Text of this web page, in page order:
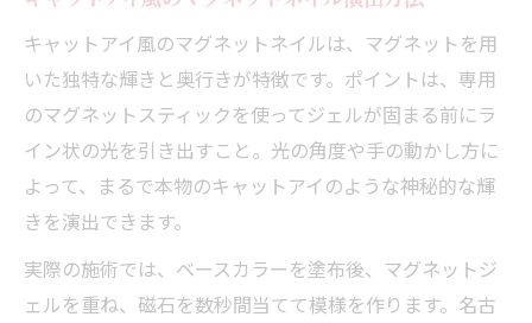
キャットアイ風のマグネットネイルは、マグネットを用
いた独特な輝きと奥行きが特徴です。ポイントは、専用
のマグネットスティックを使ってジェルが固まる前にラ
イン状の光を引き出すこと。光の角度や手の動かし方に
よって、まるで本物のキャットアイのような神秘的な輝
きを演出できます。
実際の施術では、ベースカラーを塗布後、マグネットジ
ェルを重ね、磁石を数秒間当てて模様を作ります。名古